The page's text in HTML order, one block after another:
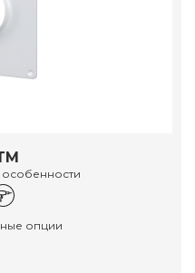
особенности
опции